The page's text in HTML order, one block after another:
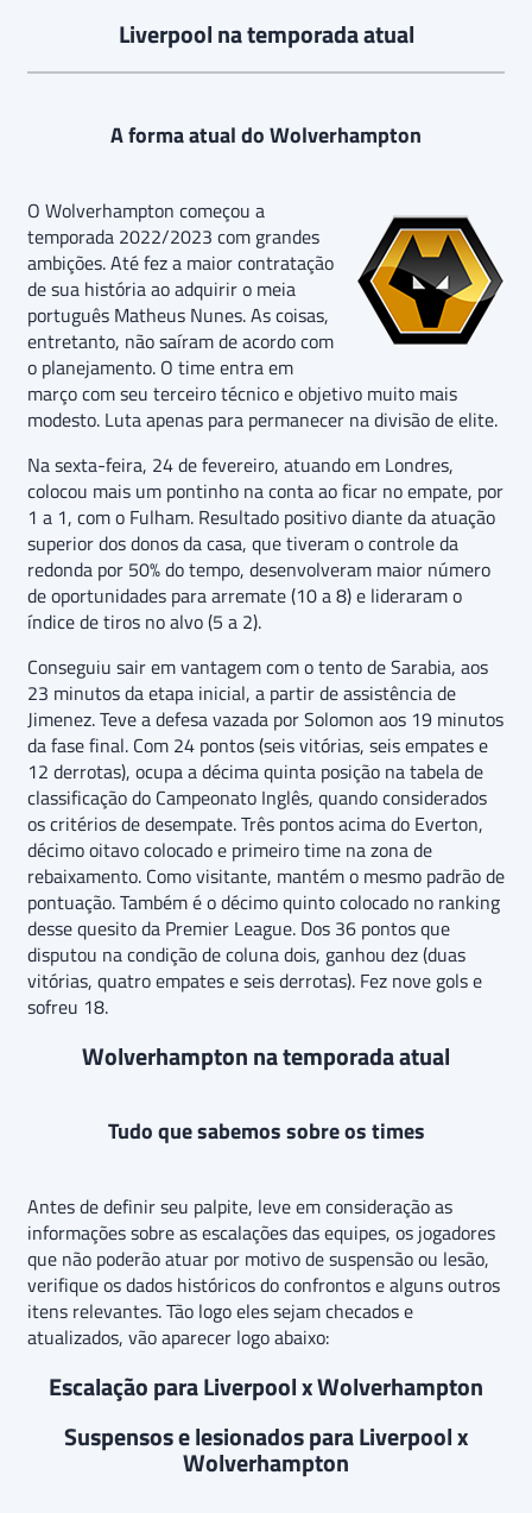
Liverpool na temporada atual
A forma atual do Wolverhampton
O Wolverhampton começou a
temporada 2022/2023 com grandes
ambições. Até fez a maior contratação
de sua história ao adquirir o meia
português Matheus Nunes. As coisas,
entretanto, não saíram de acordo com
o planejamento. O time entra em
março com seu terceiro técnico e objetivo muito mais
modesto. Luta apenas para permanecer na divisão de elite.
Na sexta-feira, 24 de fevereiro, atuando em Londres,
colocou mais um pontinho na conta ao ficar no empate, por
1 a 1, com o Fulham. Resultado positivo diante da atuação
superior dos donos da casa, que tiveram o controle da
redonda por 50% do tempo, desenvolveram maior número
de oportunidades para arremate (10 a 8) e lideraram o
índice de tiros no alvo (5 a 2).
Conseguiu sair em vantagem com o tento de Sarabia, aos
23 minutos da etapa inicial, a partir de assistência de
Jimenez. Teve a defesa vazada por Solomon aos 19 minutos
da fase final. Com 24 pontos (seis vitórias, seis empates e
12 derrotas), ocupa a décima quinta posição na tabela de
classificação do Campeonato Inglês, quando considerados
os critérios de desempate. Três pontos acima do Everton,
décimo oitavo colocado e primeiro time na zona de
rebaixamento. Como visitante, mantém o mesmo padrão de
pontuação. Também é o décimo quinto colocado no ranking
desse quesito da Premier League. Dos 36 pontos que
disputou na condição de coluna dois, ganhou dez (duas
vitórias, quatro empates e seis derrotas). Fez nove gols e
sofreu 18.
Wolverhampton na temporada atual
Tudo que sabemos sobre os times
Antes de definir seu palpite, leve em consideração as
informações sobre as escalações das equipes, os jogadores
que não poderão atuar por motivo de suspensão ou lesão,
verifique os dados históricos do confrontos e alguns outros
itens relevantes. Tão logo eles sejam checados e
atualizados, vão aparecer logo abaixo:
Escalação para Liverpool x Wolverhampton
Suspensos e lesionados para Liverpool x
Wolverhampton